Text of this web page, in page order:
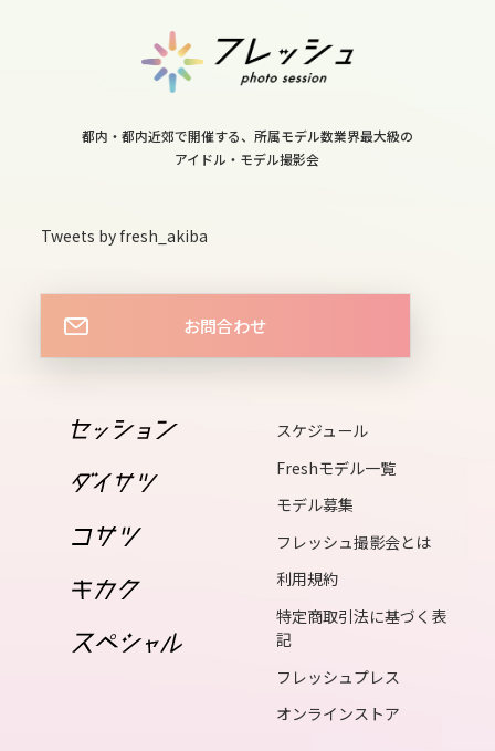
13
sun
mon
16
17
wed
18
thu
19
20
都内・都内近郊で開催する、所属モデル数業界最大級の
アイドル・モデル撮影会
Tweets by fresh_akiba
お問合わせ
スケジュール
Freshモデル一覧
モデル募集
フレッシュ撮影会とは
利用規約
特定商取引法に基づく表
記
フレッシュプレス
オンラインストア